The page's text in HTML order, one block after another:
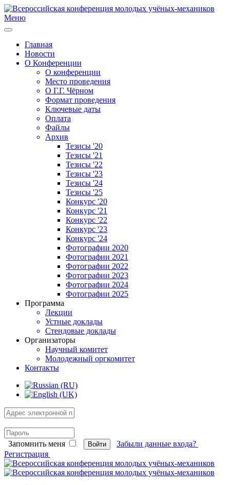
Меню
Главная
Новости
О Конференции
О конференции
Место проведения
О Г.Г. Чёрном
Формат проведения
Ключевые даты
Оплата
Файлы
Архив
Тезисы '20
Тезисы '21
Тезисы '22
Тезисы '23
Тезисы '24
Тезисы '25
Конкурс '20
Конкурс '21
Конкурс '22
Конкурс '23
Конкурс '24
Фотографии 2020
Фотографии 2021
Фотографии 2022
Фотографии 2023
Фотографии 2024
Фотографии 2025
Программа
Лекции
Устные доклады
Стендовые доклады
Организаторы
Научный комитет
Молодежный оргкомитет
Контакты
Запомнить меня Войти
Забыли данные входа?
Регистрация